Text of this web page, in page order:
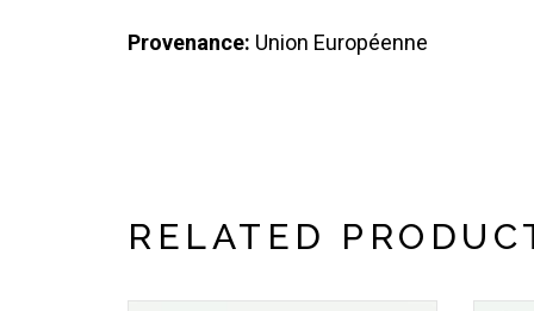
Provenance: Union Européenne
RELATED